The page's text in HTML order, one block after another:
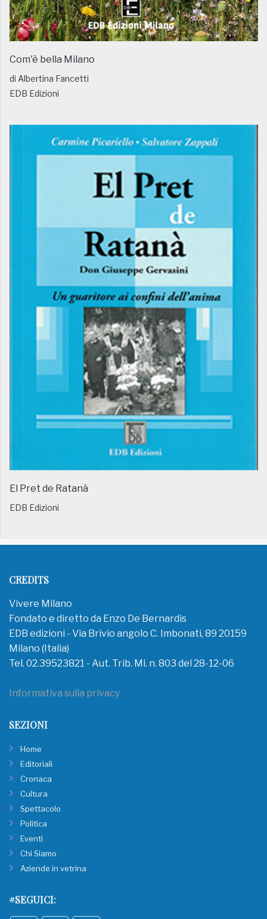
Com'è bella Milano
di Albertina Fancetti
EDB Edizioni
El Pret de Ratanà
EDB Edizioni
CREDITS
Vivere Milano
Fondato e diretto da Enzo De Bernardis
EDB edizioni - Via Brivio angolo C. Imbonati, 89 20159
Milano (Italia)
Tel. 02.39523821 - Aut. Trib. Mi. n. 803 del 28-12-06
Informativa sulla privacy
SEZIONI
Home
Editoriali
Cronaca
Cultura
Spettacolo
Politica
Eventi
Chi Siamo
Aziende in vetrina
#SEGUICI: